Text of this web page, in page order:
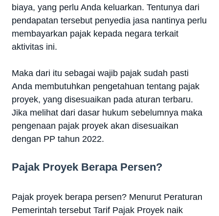
biaya, yang perlu Anda keluarkan. Tentunya dari
pendapatan tersebut penyedia jasa nantinya perlu
membayarkan pajak kepada negara terkait
aktivitas ini.
Maka dari itu sebagai wajib pajak sudah pasti
Anda membutuhkan pengetahuan tentang pajak
proyek, yang disesuaikan pada aturan terbaru.
Jika melihat dari dasar hukum sebelumnya maka
pengenaan pajak proyek akan disesuaikan
dengan PP tahun 2022.
Pajak Proyek Berapa Persen?
Pajak proyek berapa persen? Menurut Peraturan
Pemerintah tersebut Tarif Pajak Proyek naik